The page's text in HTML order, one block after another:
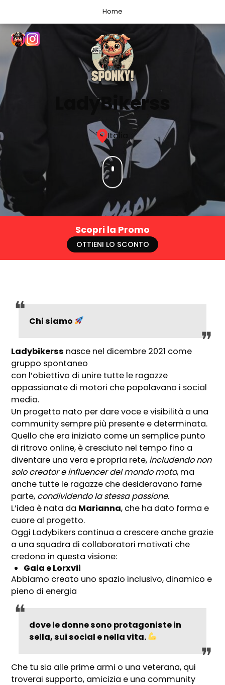
Home
LadyBikerss
Italia
Scopri la Promo
OTTIENI LO SCONTO
Chi siamo
Ladybikerss nasce nel dicembre 2021 come
gruppo spontaneo
con l’obiettivo di unire tutte le ragazze
appassionate di motori che popolavano i social
media.
Un progetto nato per dare voce e visibilità a una
community sempre più presente e determinata.
Quello che era iniziato come un semplice punto
di ritrovo online, è cresciuto nel tempo fino a
diventare una vera e propria rete, includendo non
solo creator e influencer del mondo moto, ma
anche tutte le ragazze che desideravano farne
parte, condividendo la stessa passione.
L’idea è nata da Marianna, che ha dato forma e
cuore al progetto.
Oggi Ladybikers continua a crescere anche grazie
a una squadra di collaboratori motivati che
credono in questa visione:
Gaia e Lorxvii
Abbiamo creato uno spazio inclusivo, dinamico e
pieno di energia
dove le donne sono protagoniste in
sella, sui social e nella vita.
Che tu sia alle prime armi o una veterana, qui
troverai supporto, amicizia e una community